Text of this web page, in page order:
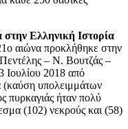
Ελληνική Ιστορία
αιώνα προκλήθηκε στην
– Ν. Βουτζάς –
Ιουλίου 2018 από
(καύση υπολειμμάτων
πυρκαγιάς ήταν πολύ
(102) νεκρούς και (58)